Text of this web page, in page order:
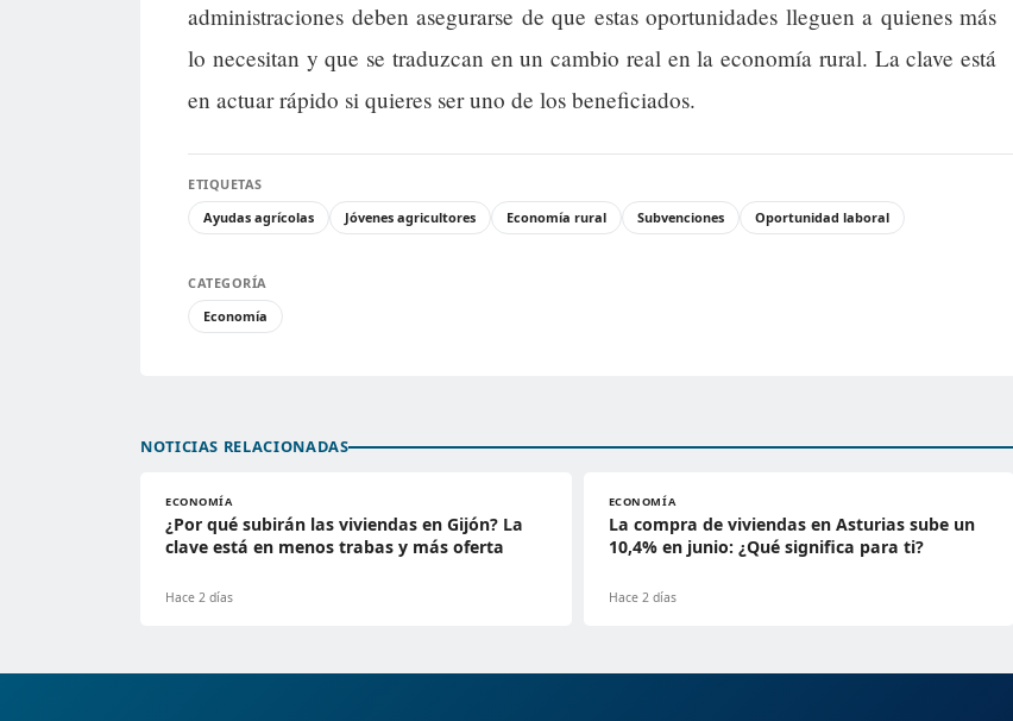
administraciones deben asegurarse de que estas oportunidades lleguen a quienes más
lo necesitan y que se traduzcan en un cambio real en la economía rural. La clave está
en actuar rápido si quieres ser uno de los beneficiados.
ETIQUETAS
Ayudas agrícolas
Jóvenes agricultores Economía rural Subvenciones Oportunidad laboral
CATEGORÍA
Economía
NOTICIAS RELACIONADAS
ECONOMÍA
¿Por qué subirán las viviendas en Gijón? La
clave está en menos trabas y más oferta
Hace 2 días
ECONOMÍA
La compra de viviendas en Asturias sube un
10,4% en junio: ¿Qué significa para ti?
Hace 2 días